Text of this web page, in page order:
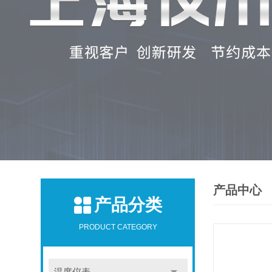
产品分类
PRODUCT CATEGORY
产品中心